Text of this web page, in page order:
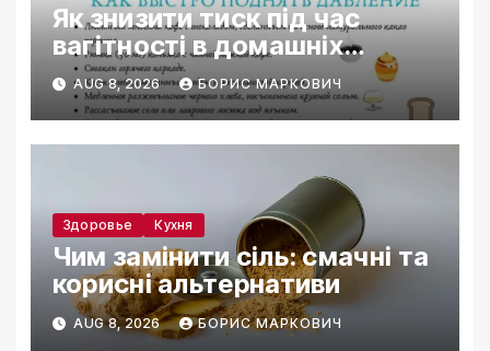
Як знизити тиск під час
вагітності в домашніх
умовах
AUG 8, 2026 БОРИС МАРКОВИЧ
Здоровье Кухня
Чим замінити сіль: смачні та
корисні альтернативи
AUG 8, 2026 БОРИС МАРКОВИЧ